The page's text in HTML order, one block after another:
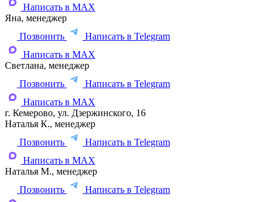
Написать в MAX
Яна, менеджер
Позвонить
Написать в Telegram
Написать в MAX
Светлана, менеджер
Позвонить
Написать в Telegram
Написать в MAX
г. Кемерово, ул. Дзержинского, 16
Наталья К., менеджер
Позвонить
Написать в Telegram
Написать в MAX
Наталья М., менеджер
Позвонить
Написать в Telegram